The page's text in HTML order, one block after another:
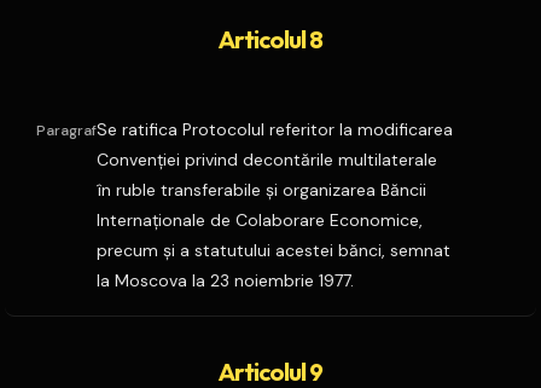
Articolul 8
ParagrafSe ratifica Protocolul referitor la modificarea
Convenţiei privind decontările multilaterale
în ruble transferabile şi organizarea Băncii
Internaţionale de Colaborare Economice,
precum şi a statutului acestei bănci, semnat
la Moscova la 23 noiembrie 1977.
Articolul 9